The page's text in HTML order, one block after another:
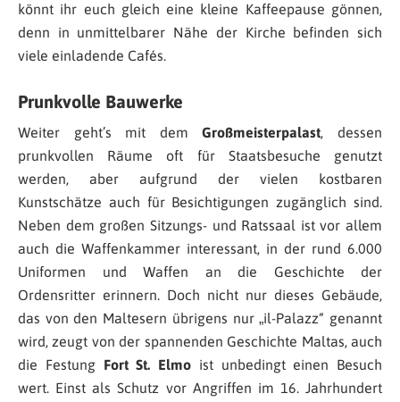
könnt ihr euch gleich eine kleine Kaffeepause gönnen,
denn in unmittelbarer Nähe der Kirche befinden sich
viele einladende Cafés.
Prunkvolle Bauwerke
Weiter geht’s mit demGroßmeisterpalast, dessen
prunkvollen Räume oft für Staatsbesuche genutzt
werden, aber aufgrund der vielen kostbaren
Kunstschätze auch für Besichtigungen zugänglich sind.
Neben dem großen Sitzungs- und Ratssaal ist vor allem
auch die Waffenkammer interessant, in der rund 6.000
Uniformen und Waffen an die Geschichte der
Ordensritter erinnern. Doch nicht nur dieses Gebäude,
das von den Maltesern übrigens nur „il-Palazz“ genannt
wird, zeugt von der spannenden Geschichte Maltas, auch
die Festung Fort St. Elmo ist unbedingt einen Besuch
wert. Einst als Schutz vor Angriffen im 16. Jahrhundert